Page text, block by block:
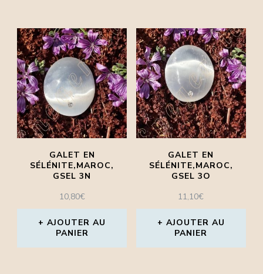
GALET EN
SÉLÉNITE,MAROC,
GSEL 3N
10,80€
AJOUTER AU
PANIER
GALET EN
SÉLÉNITE,MAROC,
GSEL 3O
11,10€
AJOUTER AU
PANIER